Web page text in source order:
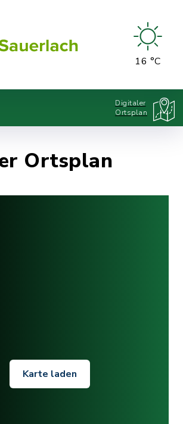
16 °C
Digitaler
Ortsplan
Ortsplan
Karte laden